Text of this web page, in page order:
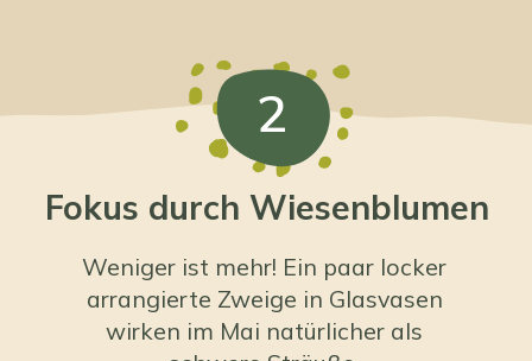
2
Fokus durch Wiesenblumen
Weniger ist mehr! Ein paar locker
arrangierte Zweige in Glasvasen
wirken im Mai natürlicher als